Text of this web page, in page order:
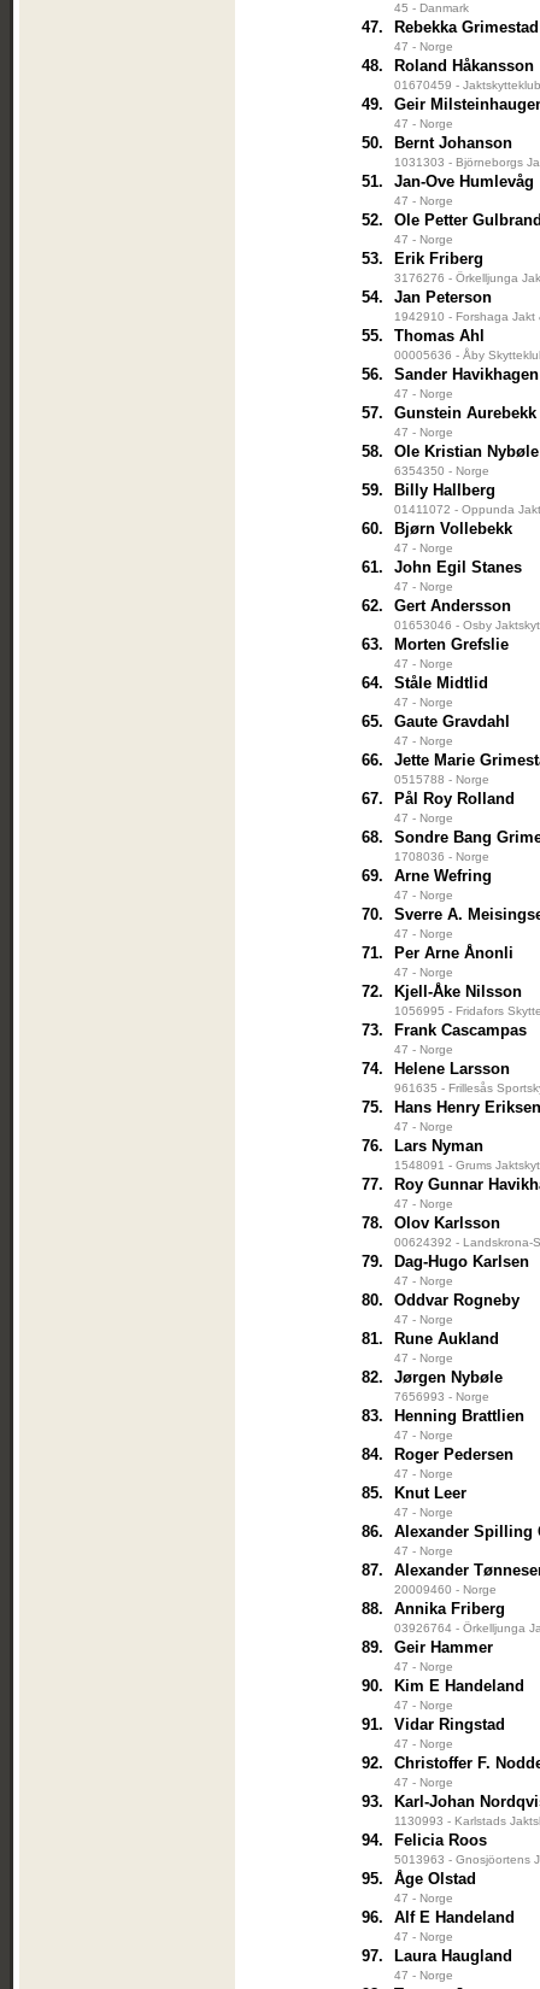
45 - Danmark
47. Rebekka Grimestad
47 - Norge
48. Roland Håkansson
01670459 -
49. Geir
47 - Norge
50. Bernt Johanson
1031303 - Björneborgs
51. Jan-Ove Humlevåg
47 - Norge
52. Ole Petter
47 - Norge
53. Erik Friberg
3176276 - Örkelljunga
54. Jan Peterson
1942910 - Forshaga Jakt
55. Thomas Ahl
00005636 - Åby
56. Sander Havikhagen
47 - Norge
57. Gunstein Aurebekk
47 - Norge
58. Ole Kristian Nybøle
6354350 - Norge
59. Billy Hallberg
01411072 - Oppunda
60. Bjørn Vollebekk
47 - Norge
61. John Egil Stanes
47 - Norge
62. Gert Andersson
01653046 - Osby
63. Morten Grefslie
47 - Norge
64. Ståle Midtlid
47 - Norge
65. Gaute Gravdahl
47 - Norge
66. Jette Marie
0515788 - Norge
67. Pål Roy Rolland
47 - Norge
68. Sondre Bang
1708036 - Norge
69. Arne Wefring
47 - Norge
70. Sverre A.
47 - Norge
71. Per Arne Ånonli
47 - Norge
72. Kjell-Åke Nilsson
1056995 - Fridafors
73. Frank Cascampas
47 - Norge
74. Helene Larsson
961635 - Frillesås
75. Hans Henry
47 - Norge
76. Lars Nyman
1548091 - Grums
77. Roy Gunnar
47 - Norge
78. Olov Karlsson
00624392 - Landskrona-
79. Dag-Hugo Karlsen
47 - Norge
80. Oddvar Rogneby
47 - Norge
81. Rune Aukland
47 - Norge
82. Jørgen Nybøle
7656993 - Norge
83. Henning Brattlien
47 - Norge
84. Roger Pedersen
47 - Norge
85. Knut Leer
47 - Norge
86. Alexander Spilling
47 - Norge
87. Alexander
20009460 - Norge
88. Annika Friberg
03926764 - Örkelljunga
89. Geir Hammer
47 - Norge
90. Kim E Handeland
47 - Norge
91. Vidar Ringstad
47 - Norge
92. Christoffer F.
47 - Norge
93. Karl-Johan
1130993 - Karlstads
94. Felicia Roos
5013963 - Gnosjöortens
95. Åge Olstad
47 - Norge
96. Alf E Handeland
47 - Norge
97. Laura Haugland
47 - Norge